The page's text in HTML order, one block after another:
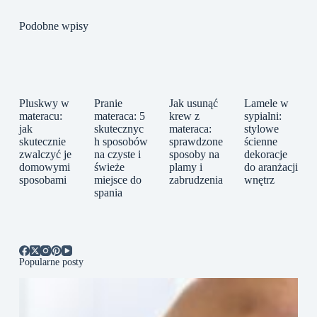
Podobne wpisy
Pluskwy w
materacu:
jak
skutecznie
zwalczyć je
domowymi
sposobami
Pranie
materaca: 5
skutecznyc
h sposobów
na czyste i
świeże
miejsce do
spania
Jak usunąć
krew z
materaca:
sprawdzone
sposoby na
plamy i
zabrudzenia
Lamele w
sypialni:
stylowe
ścienne
dekoracje
do aranżacji
wnętrz
Popularne posty